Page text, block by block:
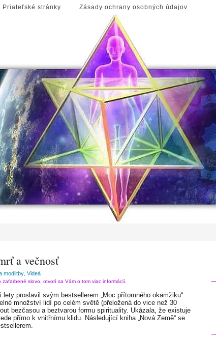
Priateľské stránky Zásady ochrany osobných údajov
a večnosť
modlitby, Videá
slovo, otvorí sa Vám o tom viac informácií.
lety proslavil svým bestsellerem „Moc přítomného okamžiku“.
množství lidí po celém světě (přeložená do vice než 30
bezčasou a beztvarou formu spirituality. Ukázala, že existuje
přímo k vnitřnímu klidu. Následující kniha „Nová Země“ se